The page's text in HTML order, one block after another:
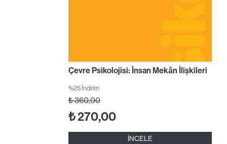
Çevre Psikolojisi: İnsan Mekân İlişkileri
%25 İndirim
₺360,00
₺270,00
İNCELE